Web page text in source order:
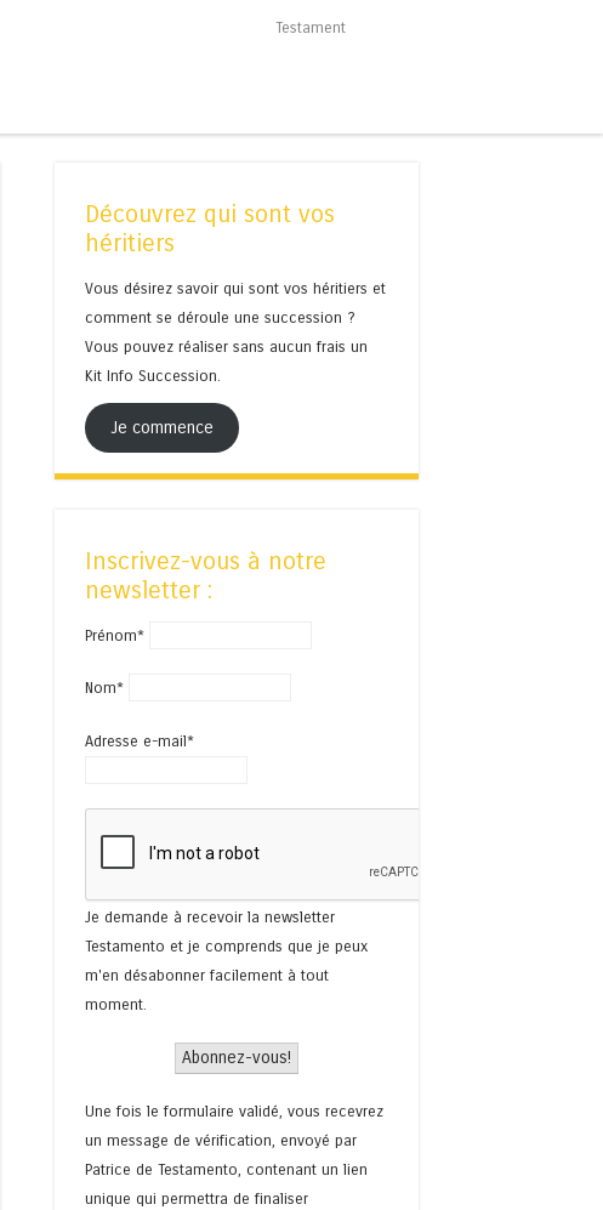
Testament
Découvrez qui sont vos
héritiers
Vous désirez savoir qui sont vos héritiers et
comment se déroule une succession ?
Vous pouvez réaliser sans aucun frais un
Kit Info Succession.
Je commence
Inscrivez-vous à notre
newsletter :
Prénom*
Nom*
Adresse e-mail*
Je demande à recevoir la newsletter
Testamento et je comprends que je peux
m'en désabonner facilement à tout
moment.
Une fois le formulaire validé, vous recevrez
un message de vérification, envoyé par
Patrice de Testamento, contenant un lien
unique qui permettra de finaliser